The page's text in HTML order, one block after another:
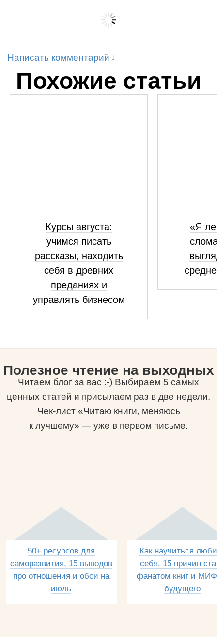
Написать комментарий
Похожие статьи
Курсы августа:
учимся писать
рассказы, находить
себя в древних
преданиях и
управлять бизнесом
«Я
Полезное чтение на выходных
Читаем блог за вас :-) Выбираем 5 самых
ценных статей и присылаем раз в две недели.
Чек-лист «Читаю книги, меняюсь
к лучшему» — уже в первом письме.
50+ ресурсов для
саморазвития, 15 выводов
про отношения и обои на
июль
Как научиться
себя, 15 причин
фанатом книг и
будущего